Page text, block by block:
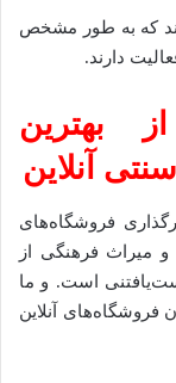
که به طور مشخص
دارند.
بهترین
آنلاین
فروشگاه‌های
و میراث فرهنگی از
است. و ما
فروشگاه‌های آنلاین